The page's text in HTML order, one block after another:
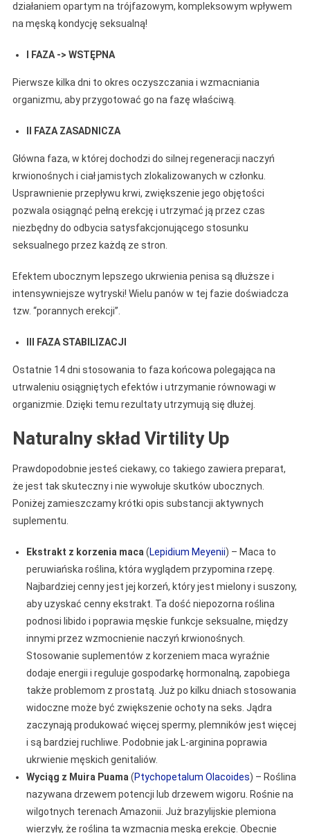
działaniem opartym na trójfazowym, kompleksowym wpływem
na męską kondycję seksualną!
I FAZA -> WSTĘPNA
Pierwsze kilka dni to okres oczyszczania i wzmacniania
organizmu, aby przygotować go na fazę właściwą.
II FAZA ZASADNICZA
Główna faza, w której dochodzi do silnej regeneracji naczyń
krwionośnych i ciał jamistych zlokalizowanych w członku.
Usprawnienie przepływu krwi, zwiększenie jego objętości
pozwala osiągnąć pełną erekcję i utrzymać ją przez czas
niezbędny do odbycia satysfakcjonującego stosunku
seksualnego przez każdą ze stron.
Efektem ubocznym lepszego ukrwienia penisa są dłuższe i
intensywniejsze wytryski! Wielu panów w tej fazie doświadcza
tzw. “porannych erekcji”.
III FAZA STABILIZACJI
Ostatnie 14 dni stosowania to faza końcowa polegająca na
utrwaleniu osiągniętych efektów i utrzymanie równowagi w
organizmie. Dzięki temu rezultaty utrzymują się dłużej.
Naturalny skład Virtility Up
Prawdopodobnie jesteś ciekawy, co takiego zawiera preparat,
że jest tak skuteczny i nie wywołuje skutków ubocznych.
Poniżej zamieszczamy krótki opis substancji aktywnych
suplementu.
Ekstrakt z korzenia maca (Lepidium Meyenii) – Maca to
peruwiańska roślina, która wyglądem przypomina rzepę.
Najbardziej cenny jest jej korzeń, który jest mielony i suszony,
aby uzyskać cenny ekstrakt. Ta dość niepozorna roślina
podnosi libido i poprawia męskie funkcje seksualne, między
innymi przez wzmocnienie naczyń krwionośnych.
Stosowanie suplementów z korzeniem maca wyraźnie
dodaje energii i reguluje gospodarkę hormonalną, zapobiega
także problemom z prostatą. Już po kilku dniach stosowania
widoczne może być zwiększenie ochoty na seks. Jądra
zaczynają produkować więcej spermy, plemników jest więcej
i są bardziej ruchliwe. Podobnie jak L-arginina poprawia
ukrwienie męskich genitaliów.
Wyciąg z Muira Puama (Ptychopetalum Olacoides) – Roślina
nazywana drzewem potencji lub drzewem wigoru. Rośnie na
wilgotnych terenach Amazonii. Już brazylijskie plemiona
wierzyły, że roślina ta wzmacnia męską erekcję. Obecnie